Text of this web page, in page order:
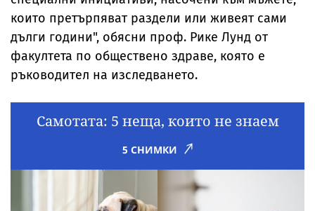
които претърпяват раздели или живеят сами
дълги години", обясни проф. Рике Лунд от
факултета по обществено здраве, която е
ръководител на изследването.
Самотата: 5 неща, които не знаем
5 СНИМКИ